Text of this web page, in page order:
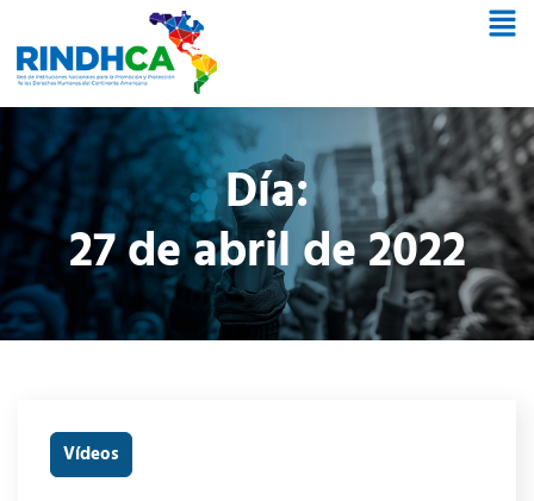
Día:
27 de abril de 2022
Vídeos